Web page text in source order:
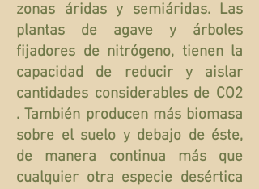
zonas áridas y semiáridas. Las
plantas de agave y árboles
fijadores de nitrógeno, tienen la
capacidad de reducir y aislar
cantidades considerables de CO2
. También producen más biomasa
sobre el suelo y debajo de éste,
de manera continua más que
cualquier otra especie desértica